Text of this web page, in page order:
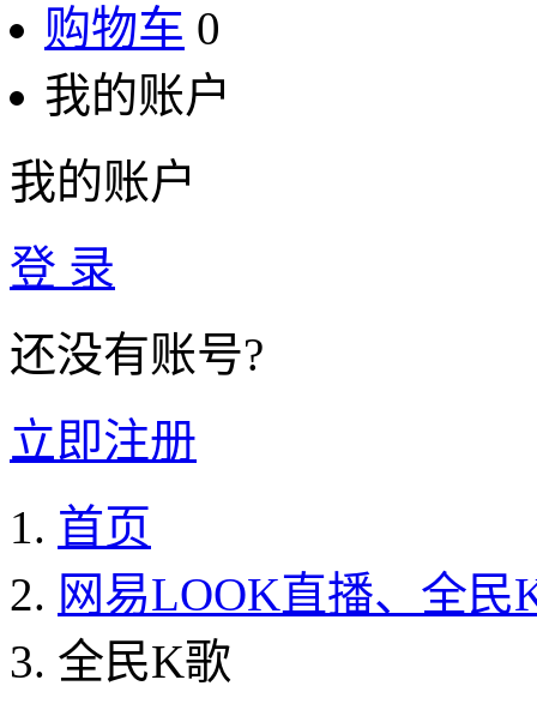
购物车 0
我的账户
我的账户
登 录
还没有账号?
立即注册
首页
网易LOOK直播、全民
全民K歌